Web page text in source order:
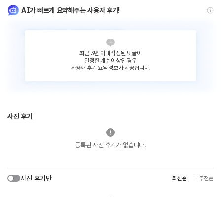
AI가 빠르게 요약해주는 사용자 후기!
최근 3년 이내 작성된 댓글이
일정한 개수 이상인 경우
사용자 후기 요약 정보가 제공됩니다.
사진 후기
등록된 사진 후기가 없습니다.
사진 후기만 최신순 추천순